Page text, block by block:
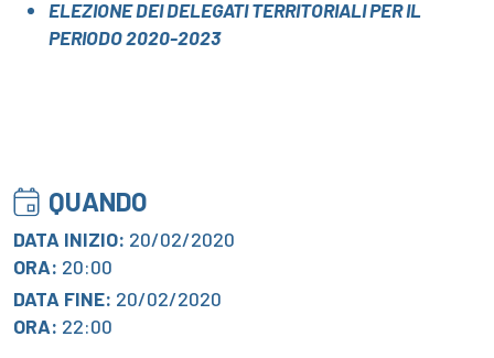
ELEZIONE DEI DELEGATI TERRITORIALI PER IL
PERIODO 2020-2023
QUANDO
DATA INIZIO: 20/02/2020
ORA: 20:00
DATA FINE: 20/02/2020
ORA: 22:00